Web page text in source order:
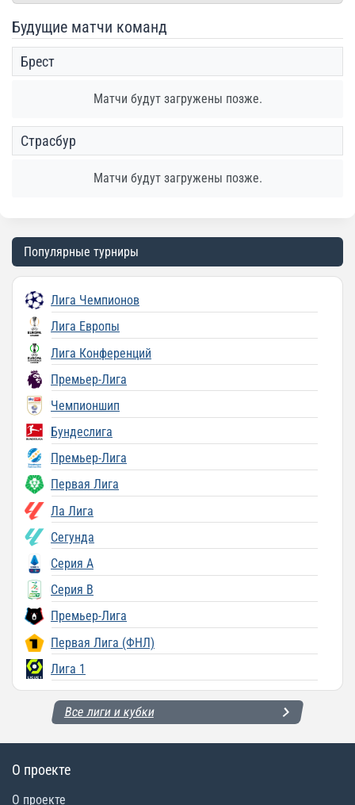
Будущие матчи команд
Брест
Матчи будут загружены позже.
Страсбур
Матчи будут загружены позже.
Популярные турниры
Лига Чемпионов
Лига Европы
Лига Конференций
Премьер-Лига
Чемпионшип
Бундеслига
Премьер-Лига
Первая Лига
Ла Лига
Сегунда
Серия A
Серия B
Премьер-Лига
Первая Лига (ФНЛ)
Лига 1
Все лиги и кубки
О проекте
О проекте